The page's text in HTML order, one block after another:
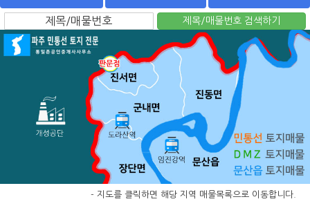
- 지도를 클릭하면 해당 지역 매물목록으로 이동합니다.